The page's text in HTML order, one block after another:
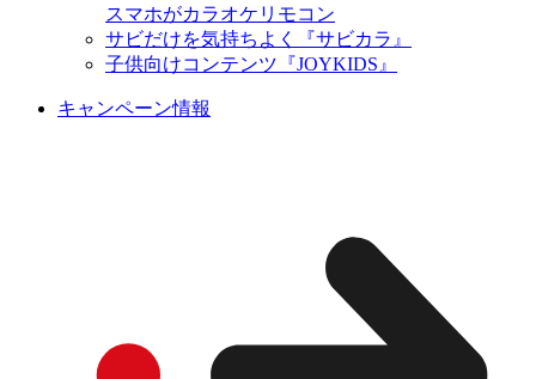
スマホがカラオケリモコン
サビだけを気持ちよく『サビカラ』
子供向けコンテンツ『JOYKIDS』
キャンペーン情報